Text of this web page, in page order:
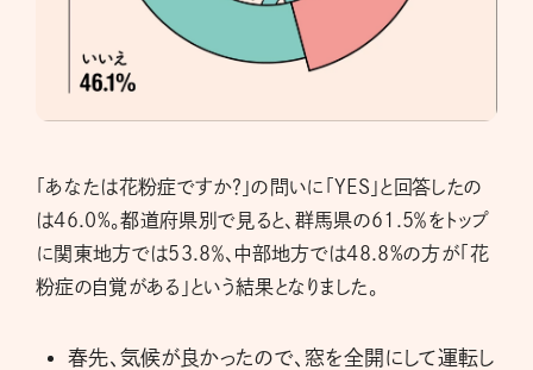
「あなたは花粉症ですか？」の問いに「YES」と回答したの
は46.0%。都道府県別で見ると、群馬県の61.5％をトップ
に関東地方では53.8％、中部地方では48.8%の方が「花
粉症の自覚がある」という結果となりました。
春先、気候が良かったので、窓を全開にして運転し